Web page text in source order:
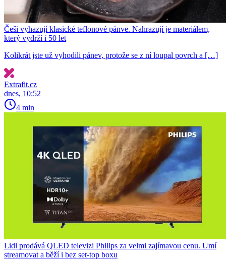
Češi vyhazují klasické teflonové pánve. Nahrazují je materiálem,
který vydrží i 50 let
Kolikrát jste už vyhodili pánev, protože se z ní loupal povrch a […]
Extrafit.cz
dnes, 10:52
4 min
Lidl prodává QLED televizi Philips za velmi zajímavou cenu. Umí
streamovat a běží i bez set-top boxu